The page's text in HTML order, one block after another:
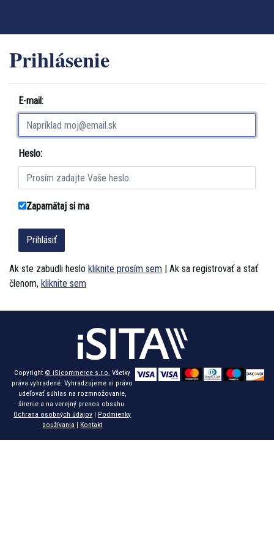
Prihlásenie
E-mail:
Heslo:
Zapamätaj si ma
Ak ste zabudli heslo kliknite prosím sem | Ak sa registrovať a stať
členom, kliknite sem
Copyright © iSicommerce s.r.o. Všetky
práva vyhradené. Vyhradzujeme si právo
udeľovať súhlas na rozmnožovanie,
šírenie a na verejný prenos obsahu.
Ochrana osobných údajov | Podmienky
používania | Kontakt